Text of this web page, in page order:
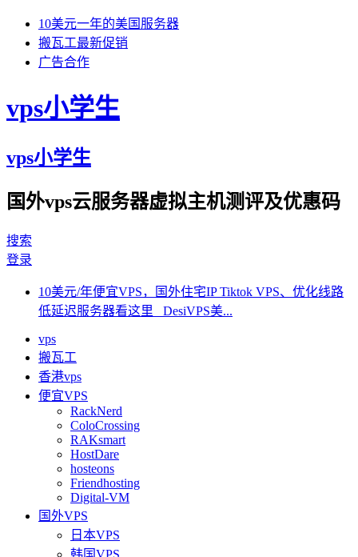
10美元一年的美国服务器
搬瓦工最新促销
广告合作
vps小学生
vps小学生
国外vps云服务器虚拟主机测评及优惠码
搜索
登录
10美元/年便宜VPS，国外住宅IP Tiktok VPS、优化线路
低延迟服务器看这里 DesiVPS美...
vps
搬瓦工
香港vps
便宜VPS
RackNerd
ColoCrossing
RAKsmart
HostDare
hosteons
Friendhosting
Digital-VM
国外VPS
日本VPS
韩国VPS